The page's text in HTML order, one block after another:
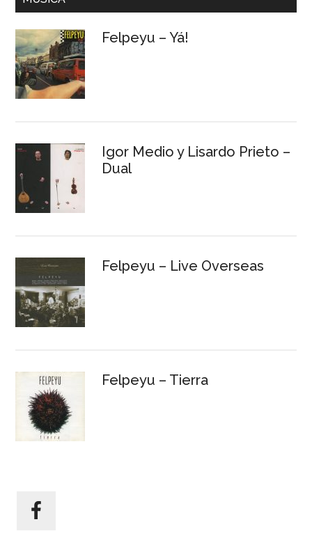
Felpeyu – Yá!
Igor Medio y Lisardo Prieto –
Dual
Felpeyu – Live Overseas
Felpeyu – Tierra